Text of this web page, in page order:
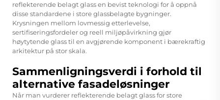
reflekterende belagt glass en bevist teknologi for å oppnå
disse standardene i store glassbelagte bygninger.
Krysningen mellom lovmessig etterlevelse,
sertifiseringsfordeler og reell miljøpåvirkning gjør
høytytende glass til en avgjørende komponent i bærekraftig
arkitektur på stor skala.
Sammenligningsverdi i forhold til
alternative fasadeløsninger
Når man vurderer reflekterende belagt glass for store